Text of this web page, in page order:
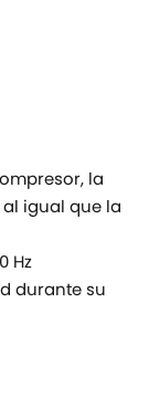
la
igual que la
Hz
durante su